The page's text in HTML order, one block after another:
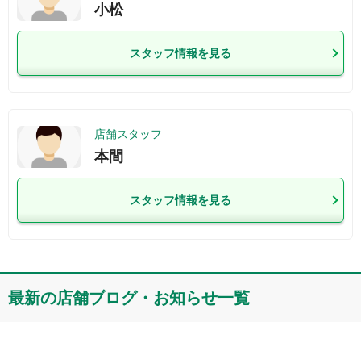
小松
スタッフ情報を見る
店舗スタッフ
本間
スタッフ情報を見る
最新の店舗ブログ・お知らせ一覧